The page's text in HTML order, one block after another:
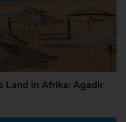
Land in Afrika: Agadir